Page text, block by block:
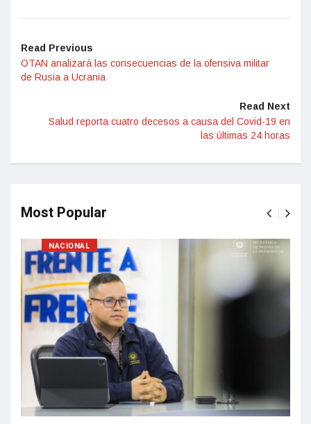
Read Previous
OTAN analizará las consecuencias de la ofensiva militar
de Rusia a Ucrania
Read Next
Salud reporta cuatro decesos a causa del Covid-19 en
las últimas 24 horas
Most Popular
NACIONAL